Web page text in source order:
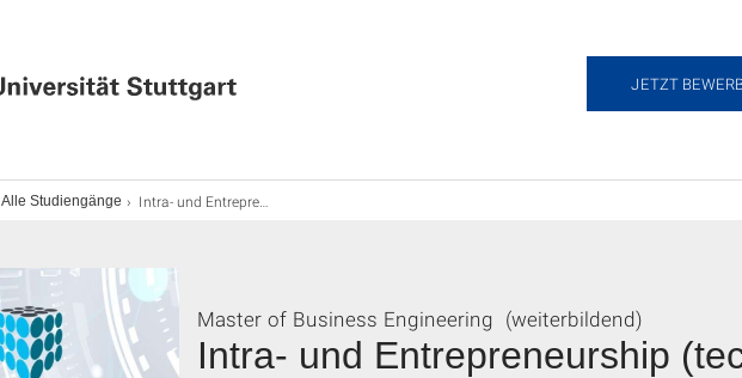
JETZT
Alle Studiengänge Intra- und Entrepreneurship (tech) MBE Master:Online – berufsbegleitend
Intra- und Entrepreneurship
Master of Business Engineering (weiterbildend)